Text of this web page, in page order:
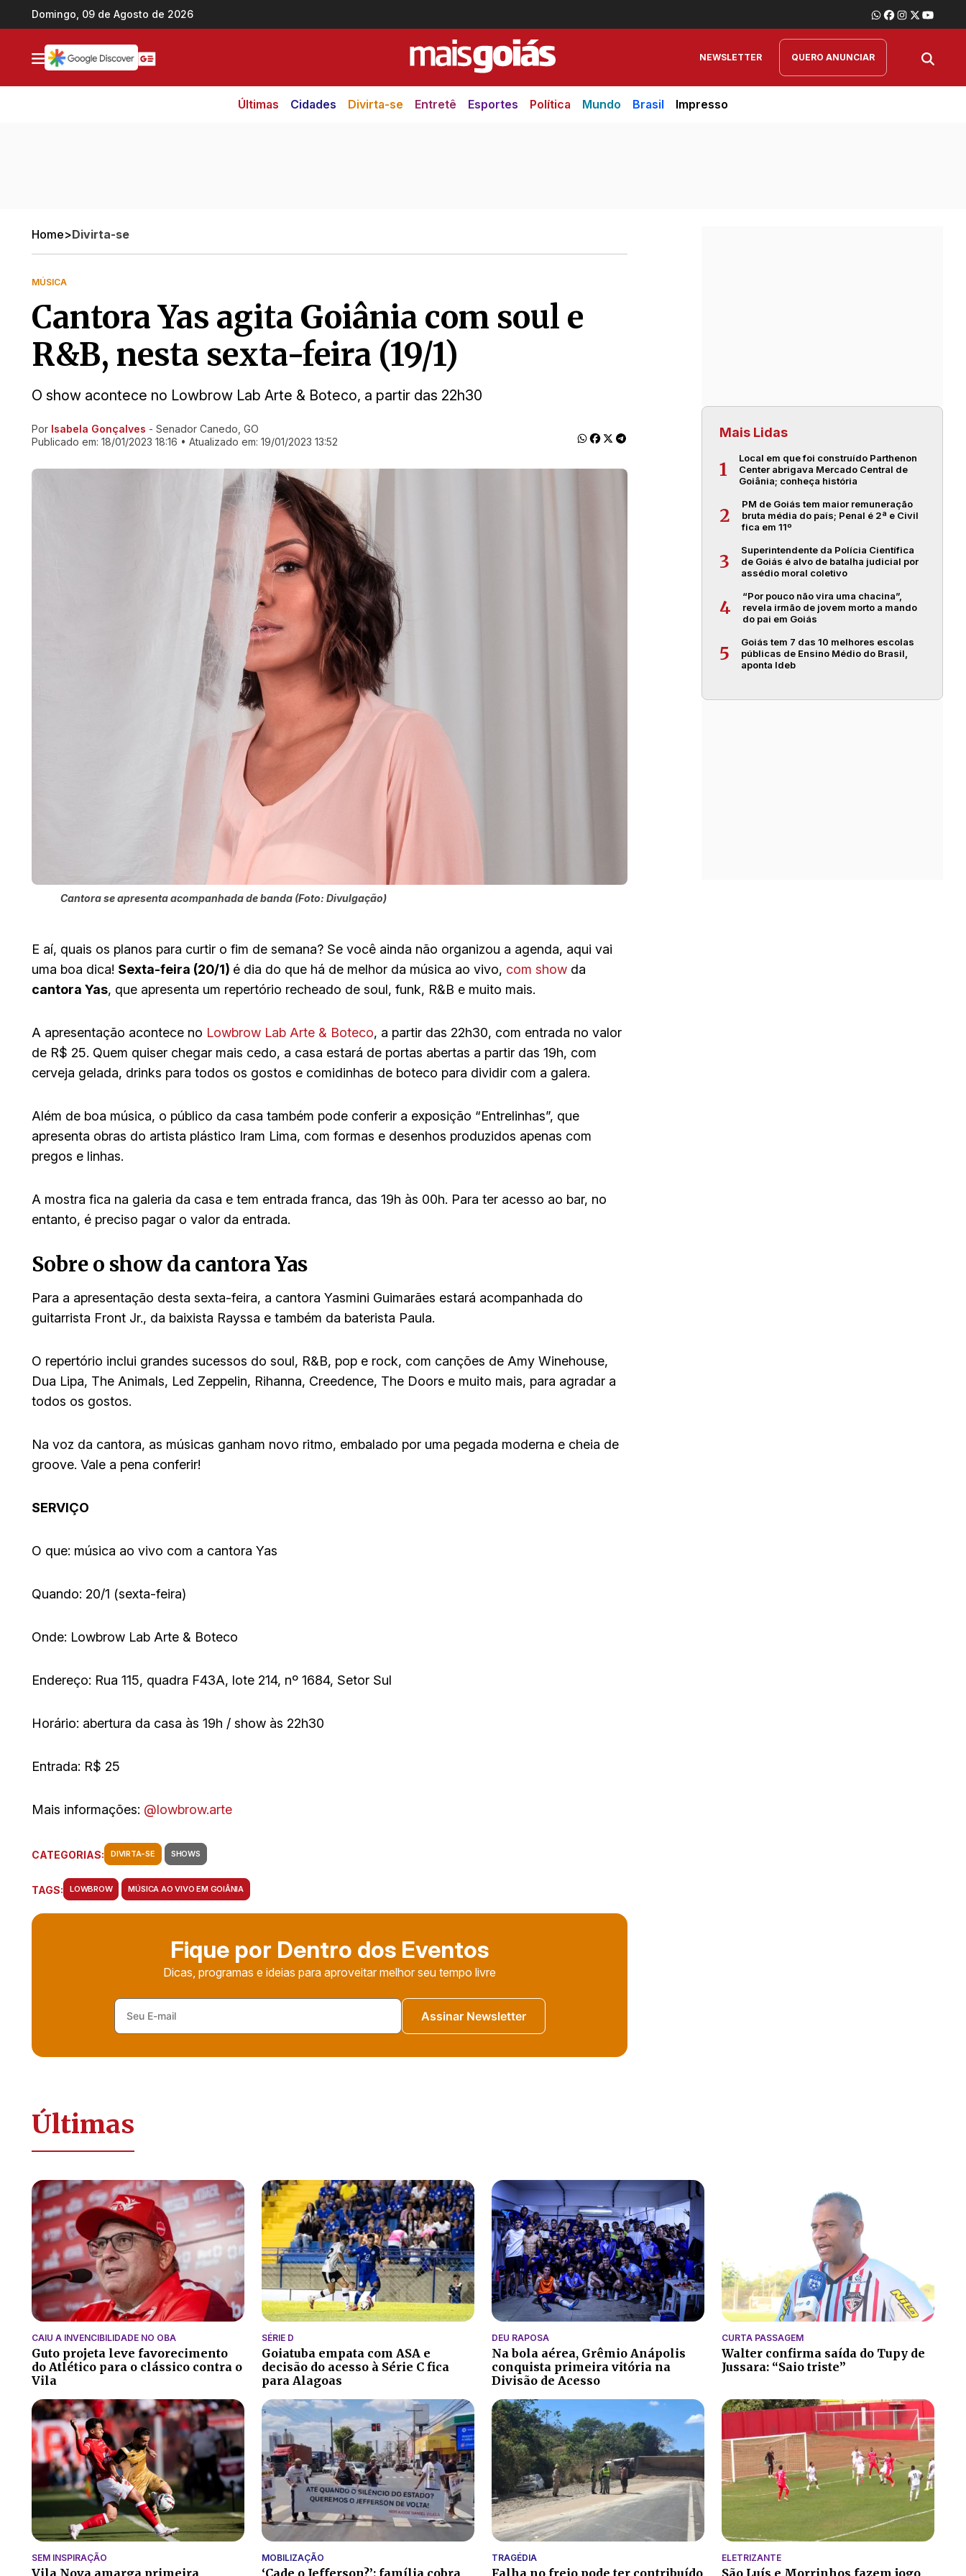
Ir direto pro conteúdo
Domingo, 09 de Agosto de 2026
NEWSLETTER QUERO ANUNCIAR
Últimas Cidades Divirta-se Entretê Esportes Política Mundo Brasil Impresso
Home>Divirta-se
MÚSICA
Cantora Yas agita Goiânia com soul e
R&B, nesta sexta-feira (19/1)
O show acontece no Lowbrow Lab Arte & Boteco, a partir das 22h30
Ir direto pra matéria
Por Isabela Gonçalves - Senador Canedo, GO
Publicado em: 18/01/2023 18:16 • Atualizado em: 19/01/2023 13:52
Cantora se apresenta acompanhada de banda (Foto: Divulgação)
E aí, quais os planos para curtir o fim de semana? Se você ainda não organizou a agenda, aqui vai
uma boa dica! Sexta-feira (20/1) é dia do que há de melhor da música ao vivo, com show da
cantora Yas, que apresenta um repertório recheado de soul, funk, R&B e muito mais.
A apresentação acontece no Lowbrow Lab Arte & Boteco, a partir das 22h30, com entrada no valor
de R$ 25. Quem quiser chegar mais cedo, a casa estará de portas abertas a partir das 19h, com
cerveja gelada, drinks para todos os gostos e comidinhas de boteco para dividir com a galera.
Além de boa música, o público da casa também pode conferir a exposição “Entrelinhas”, que
apresenta obras do artista plástico Iram Lima, com formas e desenhos produzidos apenas com
pregos e linhas.
A mostra fica na galeria da casa e tem entrada franca, das 19h às 00h. Para ter acesso ao bar, no
entanto, é preciso pagar o valor da entrada.
Sobre o show da cantora Yas
Para a apresentação desta sexta-feira, a cantora Yasmini Guimarães estará acompanhada do
guitarrista Front Jr., da baixista Rayssa e também da baterista Paula.
O repertório inclui grandes sucessos do soul, R&B, pop e rock, com canções de Amy Winehouse,
Dua Lipa, The Animals, Led Zeppelin, Rihanna, Creedence, The Doors e muito mais, para agradar a
todos os gostos.
Na voz da cantora, as músicas ganham novo ritmo, embalado por uma pegada moderna e cheia de
groove. Vale a pena conferir!
SERVIÇO
O que: música ao vivo com a cantora Yas
Quando: 20/1 (sexta-feira)
Onde: Lowbrow Lab Arte & Boteco
Endereço: Rua 115, quadra F43A, lote 214, nº 1684, Setor Sul
Horário: abertura da casa às 19h / show às 22h30
Entrada: R$ 25
Mais informações: @lowbrow.arte
CATEGORIAS: DIVIRTA-SE SHOWS
TAGS: LOWBROW MÚSICA AO VIVO EM GOIÂNIA
Fique por Dentro dos Eventos
Dicas, programas e ideias para aproveitar melhor seu tempo livre
Assinar Newsletter
Mais Lidas
1
Local em que foi construído Parthenon
Center abrigava Mercado Central de
Goiânia; conheça história
2
PM de Goiás tem maior remuneração
bruta média do país; Penal é 2ª e Civil
fica em 11º
3
Superintendente da Polícia Científica
de Goiás é alvo de batalha judicial por
assédio moral coletivo
4
“Por pouco não vira uma chacina”,
revela irmão de jovem morto a mando
do pai em Goiás
5
Goiás tem 7 das 10 melhores escolas
públicas de Ensino Médio do Brasil,
aponta Ideb
Últimas
CAIU A INVENCIBILIDADE NO OBA
Guto projeta leve favorecimento
do Atlético para o clássico contra o
Vila
SÉRIE D
Goiatuba empata com ASA e
decisão do acesso à Série C fica
para Alagoas
DEU RAPOSA
Na bola aérea, Grêmio Anápolis
conquista primeira vitória na
Divisão de Acesso
CURTA PASSAGEM
Walter confirma saída do Tupy de
Jussara: “Saio triste”
SEM INSPIRAÇÃO
Vila Nova amarga primeira
MOBILIZAÇÃO
‘Cade o Jefferson?’: família cobra
TRAGÉDIA
Falha no freio pode ter contribuído
ELETRIZANTE
São Luís e Morrinhos fazem jogo